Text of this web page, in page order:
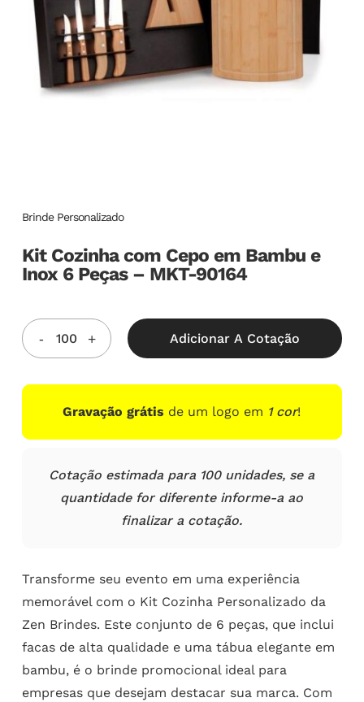
Brinde Personalizado
Kit Cozinha com Cepo em Bambu e
Inox 6 Peças – MKT-90164
Adicionar A Cotação
Gravação grátis de um logo em 1 cor!
Cotação estimada para 100 unidades, se a
quantidade for diferente informe-a ao
finalizar a cotação.
Transforme seu evento em uma experiência
memorável com o Kit Cozinha Personalizado da
Zen Brindes. Este conjunto de 6 peças, que inclui
facas de alta qualidade e uma tábua elegante em
bambu, é o brinde promocional ideal para
empresas que desejam destacar sua marca. Com